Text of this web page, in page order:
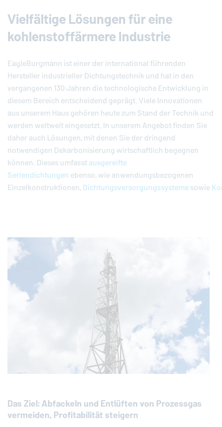
Vielfältige Lösungen für eine
kohlenstoffärmere Industrie
EagleBurgmann ist einer der international führenden
Hersteller industrieller Dichtungstechnik und hat in den
vergangenen 130 Jahren die technologische Entwicklung in
diesem Bereich entscheidend geprägt. Viele Innovationen
aus unserem Haus gehören heute zum Stand der Technik und
werden weltweit eingesetzt. In unserem Angebot finden Sie
daher auch Lösungen, mit denen Sie der dringend
notwendigen Dekarbonisierung wirtschaftlich begegnen
können. Dieses umfasstausgereifte
Seriendichtungenebenso, wie anwendungsbezogenen
Einzelkonstruktionen,Dichtungsversorgungssystemesowie
Das Ziel: Abfackeln und Entlüften von Prozessgas
vermeiden, Profitabilität steigern